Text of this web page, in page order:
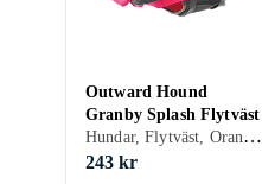
Outward Hound
Granby Splash Flytväst
Hundar, Flytväst, Orange, S, M, XS
243 kr